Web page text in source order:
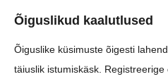
Õiguslikud kaalutlused
Õiguslike küsimuste õigesti
täiuslik istumiskäsk.